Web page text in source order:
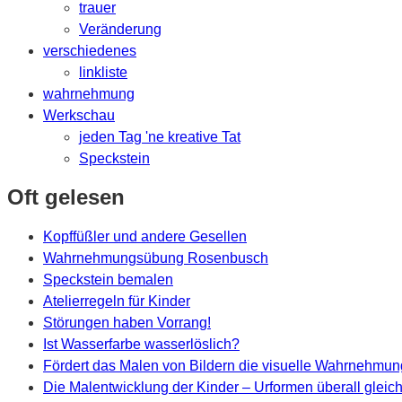
trauer
Veränderung
verschiedenes
linkliste
wahrnehmung
Werkschau
jeden Tag 'ne kreative Tat
Speckstein
Oft gelesen
Kopffüßler und andere Gesellen
Wahrnehmungsübung Rosenbusch
Speckstein bemalen
Atelierregeln für Kinder
Störungen haben Vorrang!
Ist Wasserfarbe wasserlöslich?
Fördert das Malen von Bildern die visuelle
Die Malentwicklung der Kinder – Urformen überall gleich